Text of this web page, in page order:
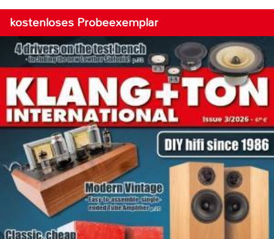
kostenloses Probeexemplar